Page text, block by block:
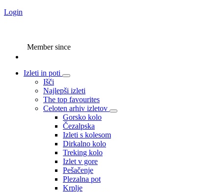
Login
Member since
Izleti in poti
Išči
Najlepši izleti
The top favourites
Celoten arhiv izletov
Gorsko kolo
Čezalpska
Izleti s kolesom
Dirkalno kolo
Treking kolo
Izlet v gore
Pešačenje
Plezalna pot
Krplje